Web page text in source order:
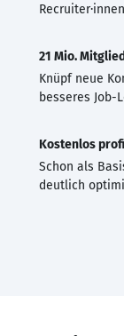
21 Mio.
Knüpf neue
besseres Job-
Kostenlos
Schon als
deutlich